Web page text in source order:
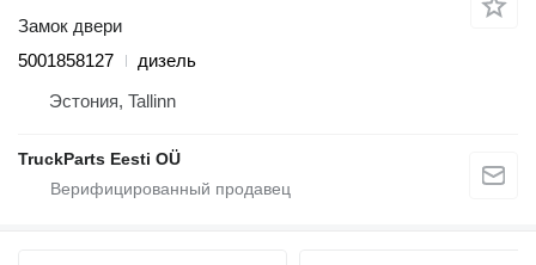
Замок двери
5001858127
дизель
Эстония, Tallinn
TruckParts Eesti OÜ